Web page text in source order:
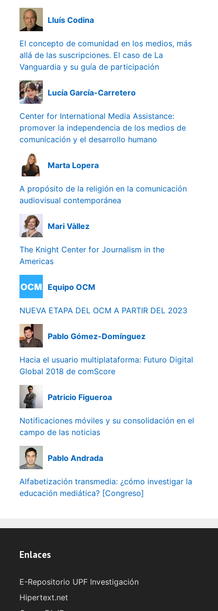
Lluís Codina
El concepto de comunidad en los medios, más
allá de las suscripciones. El caso de La
Vanguardia y su guía de participación
Lucía García-Carretero
Center for International Media Assistance:
promover la independencia de los medios de
comunicación y el desarrollo humano
Marta Lopera
A propósito de la religión en la comunicación
audiovisual contemporánea
Mari Vàllez
The Knight Center for Journalism in the
Americas
Equipo OCM
NUEVA ETAPA DEL OCM A PARTIR DEL 2023
Pablo Gómez-Domínguez
Hacia el usuario multiplataforma: Futuro Digital
Global 2018 de comScore
Patricio Figueroa
Notificaciones móviles y su consolidación en el
campo de las noticias
Pablo Andrada
Alfabetización transmedia: ¿cómo investigar la
educación mediática? [Congreso]
Enlaces
E-Repositorio UPF Investigación
Hipertext.net